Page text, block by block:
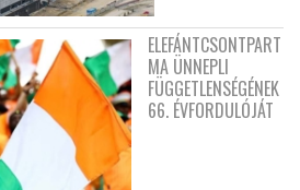
ELEFÁNTCSONTPART
MA ÜNNEPLI
FÜGGETLENSÉGÉNEK
66. ÉVFORDULÓJÁT